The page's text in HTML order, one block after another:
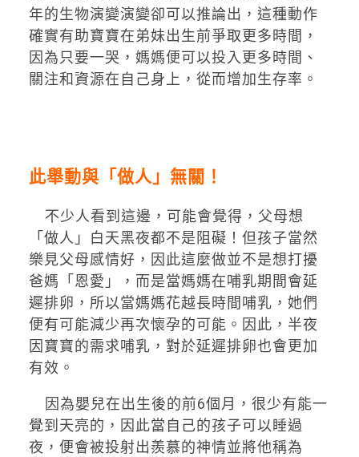
年的生物演變演變卻可以推論出，這種動作
確實有助寶寶在弟妹出生前爭取更多時間，
因為只要一哭，媽媽便可以投入更多時間、
關注和資源在自己身上，從而增加生存率。
此舉動與「做人」無關！
不少人看到這邊，可能會覺得，父母想
「做人」白天黑夜都不是阻礙！但孩子當然
樂見父母感情好，因此這麼做並不是想打擾
爸媽「恩愛」，而是當媽媽在哺乳期間會延
遲排卵，所以當媽媽花越長時間哺乳，她們
便有可能減少再次懷孕的可能。因此，半夜
因寶寶的需求哺乳，對於延遲排卵也會更加
有效。
因為嬰兒在出生後的前6個月，很少有能一
覺到天亮的，因此當自己的孩子可以睡過
夜，便會被投射出羨慕的神情並將他稱為